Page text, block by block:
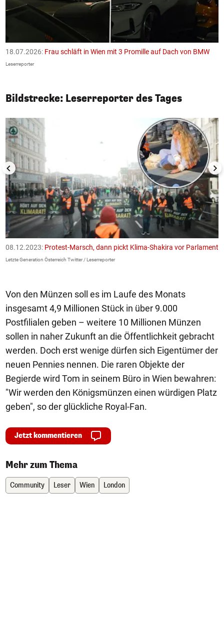
18.07.2026: Frau schläft in Wien mit 3 Promille auf Dach von BMW
Leserreporter
Bildstrecke: Leserreporter des Tages
1/50
08.12.2023: Protest-Marsch, dann pickt Klima-Shakira vor Parlament
Letzte Generation Österreich Twitter / Leserreporter
Von den Münzen soll es im Laufe des Monats
insgesamt 4,9 Millionen Stück in über 9.000
Postfilialen geben – weitere 10 Millionen Münzen
sollen in naher Zukunft an die Öffentlichkeit gebracht
werden. Doch erst wenige dürfen sich Eigentümer der
neuen Pennies nennen. Die raren Objekte der
Begierde wird Tom in seinem Büro in Wien bewahren:
"Wir werden den Königsmünzen einen würdigen Platz
geben", so der glückliche Royal-Fan.
Jetzt kommentieren
Mehr zum Thema
Community Leser Wien London